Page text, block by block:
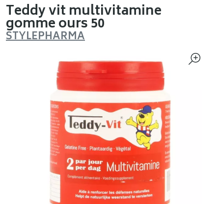
Teddy vit multivitamine
gomme ours 50
STYLEPHARMA